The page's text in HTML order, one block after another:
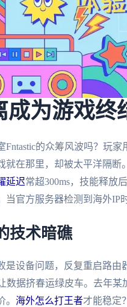
成为游戏终
Fntastic的众筹风波吗？玩
在那里，却被太平洋隔断
延迟常超300ms，技能释放
当官方服务器检测到海外IP
技术暗礁
是设备问题，反复重启路
数据挤春运绿皮车。去年
海外怎么打王者才能稳定